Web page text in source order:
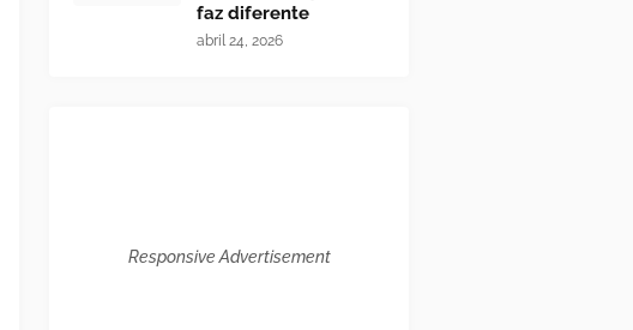
faz diferente
abril 24, 2026
Responsive Advertisement